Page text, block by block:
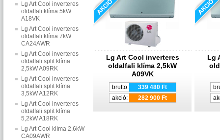
Lg Art Cool inverteres
oldalfali klíma 5kW
A18VK
Lg Art Cool inverteres
oldalfali klíma 7kW
CA24AWR
Lg Art Cool inverteres
oldalfali split klíma
2,5kW A09RK
Lg Art Cool inverteres
oldalfali split klíma
3,5kW A12RK
Lg Art Cool inverteres
oldalfali split klíma
5,2kW A18RK
Lg Art Cool klíma 2,6kW
CA09AWR
Lg Art Cool inverteres
oldalfali klíma 2,5kW
A09VK
brutto:
339 480 Ft
akció:
282 900 Ft
Lg